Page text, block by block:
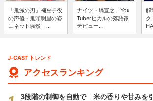
「鬼滅の刃」禰豆子役
の声優・鬼頭明里の姿
にネット騒然 ...
ナイツ・塙宣之、You
Tuberヒカルの落語家
デビュー...
解
ク
J-CAST トレンド
アクセスランキング
3段階の制御を自動で 米の香りや甘みを